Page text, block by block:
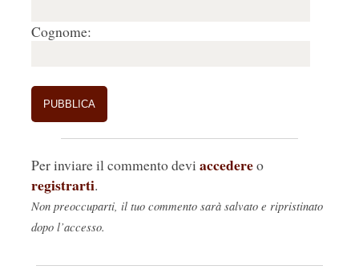
Cognome:
Per inviare il commento devi accedereo
registrarti.
Non preoccuparti, il tuo commento sarà salvato e ripristinato
dopo l’accesso.